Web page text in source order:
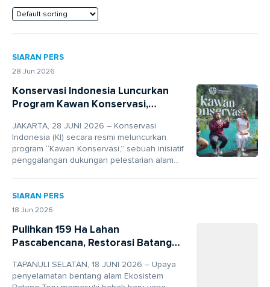
SIARAN PERS
28 Jun 2026
Konservasi Indonesia Luncurkan
Program Kawan Konservasi,
Indonesia
JAKARTA, 28 JUNI 2026 – Konservasi
Indonesia (KI) secara resmi meluncurkan
program “Kawan Konservasi,” sebuah inisiatif
penggalangan dukungan pelestarian alam...
SIARAN PERS
18 Jun 2026
Pulihkan 159 Ha Lahan
Pascabencana, Restorasi Batang
Orangutan Tapanuli
TAPANULI SELATAN, 18 JUNI 2026 – Upaya
penyelamatan bentang alam Ekosistem